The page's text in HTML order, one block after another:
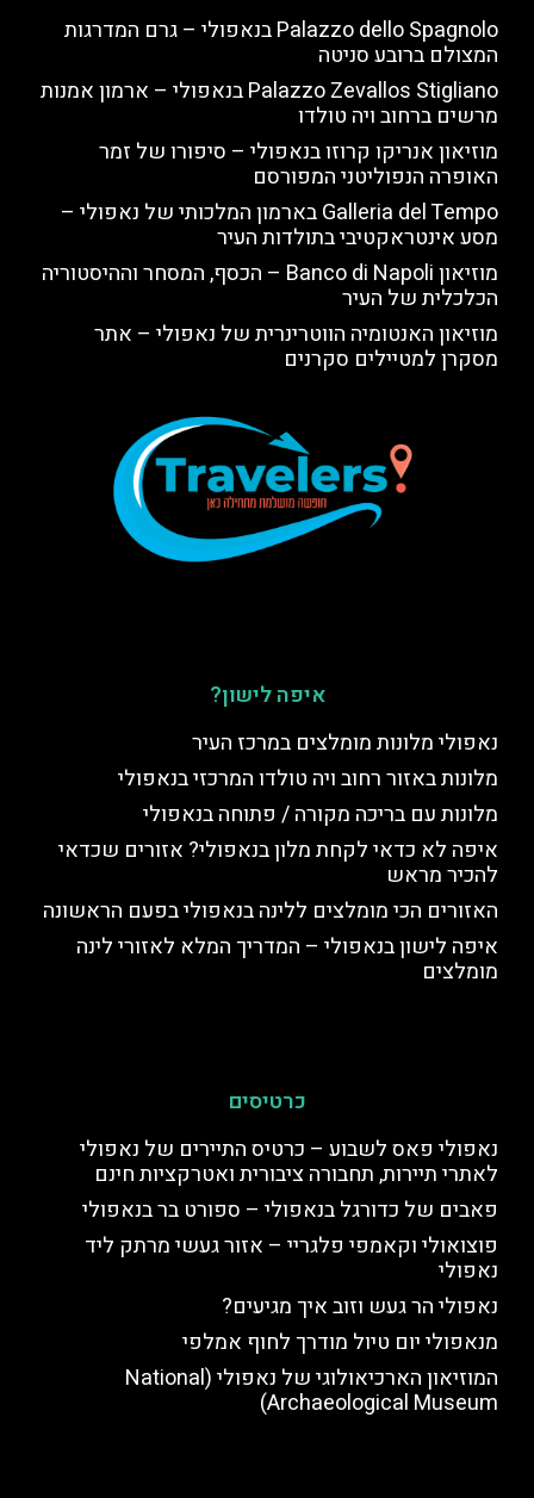
Palazzo dello Spagnolo בנאפולי – גרם המדרגות
המצולם ברובע סניטה
Palazzo Zevallos Stigliano בנאפולי – ארמון אמנות
מרשים ברחוב ויה טולדו
מוזיאון אנריקו קרוזו בנאפולי – סיפורו של זמר
האופרה הנפוליטני המפורסם
Galleria del Tempo בארמון המלכותי של נאפולי –
מסע אינטראקטיבי בתולדות העיר
מוזיאון Banco di Napoli – הכסף, המסחר וההיסטוריה
הכלכלית של העיר
מוזיאון האנטומיה הווטרינרית של נאפולי – אתר
מסקרן למטיילים סקרנים
איפה לישון?
נאפולי מלונות מומלצים במרכז העיר
מלונות באזור רחוב ויה טולדו המרכזי בנאפולי
מלונות עם בריכה מקורה / פתוחה בנאפולי
איפה לא כדאי לקחת מלון בנאפולי? אזורים שכדאי
להכיר מראש
האזורים הכי מומלצים ללינה בנאפולי בפעם הראשונה
איפה לישון בנאפולי – המדריך המלא לאזורי לינה
מומלצים
כרטיסים
נאפולי פאס לשבוע – כרטיס התיירים של נאפולי
לאתרי תיירות, תחבורה ציבורית ואטרקציות חינם
פאבים של כדורגל בנאפולי – ספורט בר בנאפולי
פוצואולי וקאמפי פלגריי – אזור געשי מרתק ליד
נאפולי
נאפולי הר געש וזוב איך מגיעים?
מנאפולי יום טיול מודרך לחוף אמלפי
המוזיאון הארכיאולוגי של נאפולי (National
Archaeological Museum)